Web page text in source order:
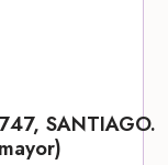
SANTIAGO.